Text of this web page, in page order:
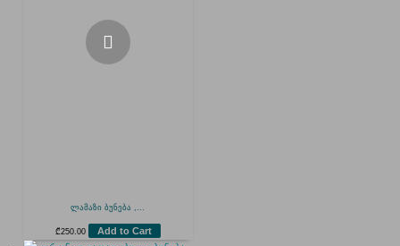
ლამაზი ბუნება ,...
₾250.00 Add to Cart